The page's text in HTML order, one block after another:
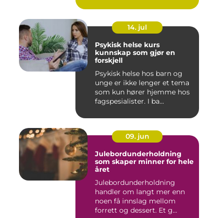
14. jul
Psykisk helse kurs
kunnskap som gjør en
forskjell
Psykisk helse hos barn og
unge er ikke lenger et tema
som kun hører hjemme hos
fagspesialister. I ba...
09. jun
Julebordunderholdning
som skaper minner for hele
året
Julebordunderholdning
handler om langt mer enn
noen få innslag mellom
forrett og dessert. Et g...